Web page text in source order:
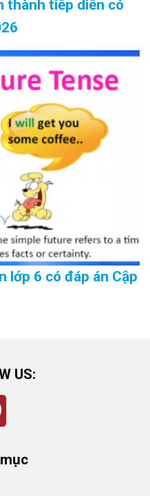
thành tiếp diễn có
lớp 6 có đáp án Cập
US: